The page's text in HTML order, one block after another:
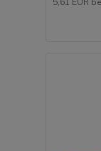
5,61 EUR